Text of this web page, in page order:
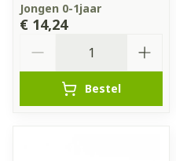
Jongen 0-1jaar
€ 14,24
Bestel